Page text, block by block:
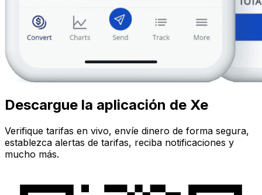
Descargue la aplicación de Xe
Verifique tarifas en vivo, envíe dinero de forma segura,
establezca alertas de tarifas, reciba notificaciones y
mucho más.